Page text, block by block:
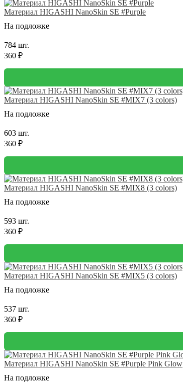
Материал HIGASHI NanoSkin SE #Purple
На подложке
784 шт.
360 ₽
Материал HIGASHI NanoSkin SE #MIX7 (3 colors)
На подложке
603 шт.
360 ₽
Материал HIGASHI NanoSkin SE #MIX8 (3 colors)
На подложке
593 шт.
360 ₽
Материал HIGASHI NanoSkin SE #MIX5 (3 colors)
На подложке
537 шт.
360 ₽
Материал HIGASHI NanoSkin SE #Purple Pink Glow
На подложке